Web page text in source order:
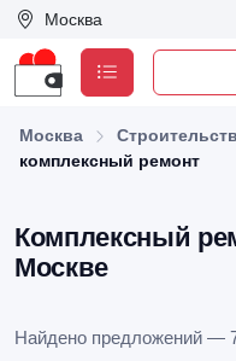
Москва
Москва
комплексный ремонт
Комплексный
Москве
Найдено предложений —